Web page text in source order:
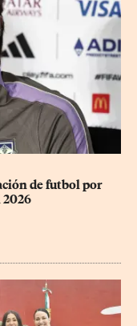
de futbol por